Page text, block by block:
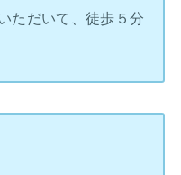
ただいて、徒歩５分